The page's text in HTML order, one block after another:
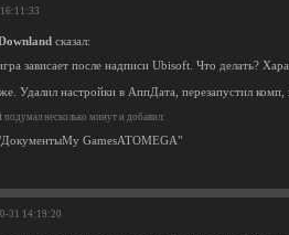
16:11:33
сказал:
зависает после надписи Ubisoft. Что делать?
Удалил настройки в АппДата, перезапустил комп,
подумал несколько минут и добавил:
GamesATOMEGA"
31 14:19:20